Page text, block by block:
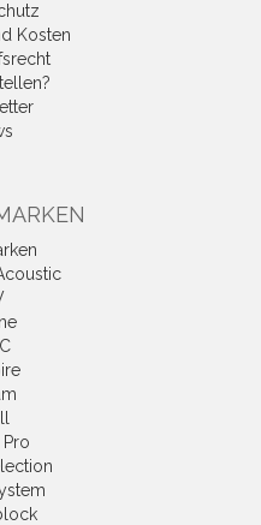
Kosten